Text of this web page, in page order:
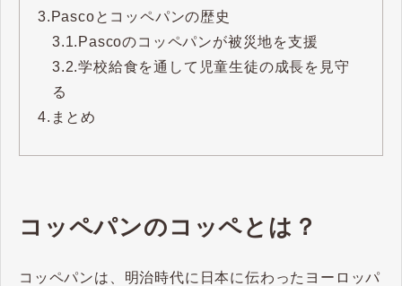
3. Pascoとコッペパンの歴史
3.1. Pascoのコッペパンが被災地を支援
3.2.学校給食を通して児童生徒の成長を見守
る
4. まとめ
コッペパンのコッペとは？
コッペパンは、明治時代に日本に伝わったヨーロッパ